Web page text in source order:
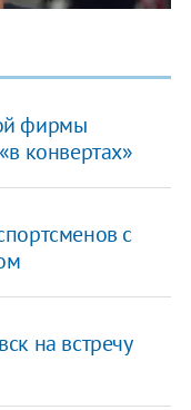
фирмы
конвертах»
с
на встречу